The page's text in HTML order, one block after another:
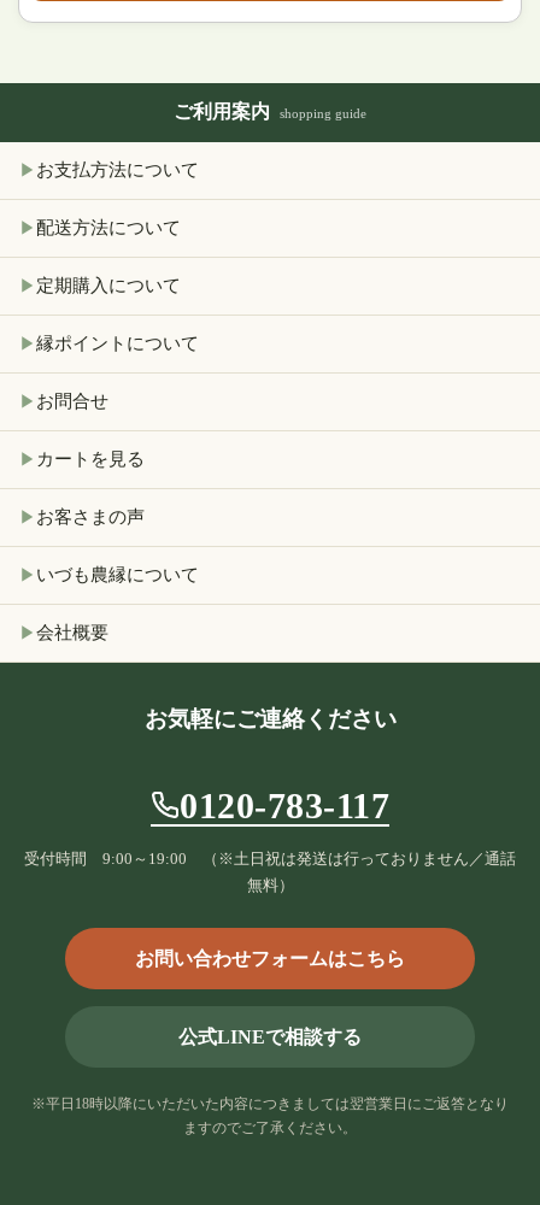
ご利用案内 shopping guide
▶ お支払方法について
▶ 配送方法について
▶ 定期購入について
▶ 縁ポイントについて
▶ お問合せ
▶ カートを見る
▶ お客さまの声
▶ いづも農縁について
▶ 会社概要
お気軽にご連絡ください
0120-783-117
受付時間 9:00～19:00 （※土日祝は発送は行っておりません／通話
無料）
お問い合わせフォームはこちら
公式LINEで相談する
※平日18時以降にいただいた内容につきましては翌営業日にご返答となり
ますのでご了承ください。